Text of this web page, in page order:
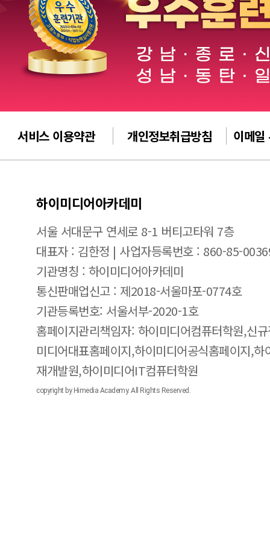
서비스 이용약관 개인정보취급방침 이메일
하이미디어아카데미
서울 서대문구 연세로 8-1 버티고타워 7층
대표자 : 김한정 | 사업자등록번호 : 860-85-
기관명칭 : 하이미디어아카데미
통신판매업신고 : 제2018-서울마포-0774호
기관등록번호: 서울서부-2020-1호
홈페이지관리책임자: 하이미디어컴퓨터학원,신
미디어대표홈페이지,하이미디어공식홈페이지,
재개발원,하이미디어IT컴퓨터학원
copyright by Himedia Academy. All Rights Reserved.